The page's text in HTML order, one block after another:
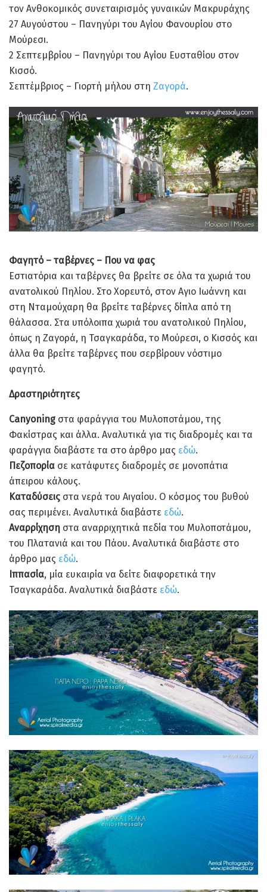
τον Ανθοκομικός συνεταιρισμός γυναικών Μακρυράχης
27 Αυγούστου – Πανηγύρι του Αγίου Φανουρίου στο
Μούρεσι.
2 Σεπτεμβρίου – Πανηγύρι του Αγίου Ευσταθίου στον
Κισσό.
Σεπτέμβριος – Γιορτή μήλου στη Ζαγορά.
Φαγητό – ταβέρνες – Που να φας
Εστιατόρια και ταβέρνες θα βρείτε σε όλα τα χωριά του
ανατολικού Πηλίου. Στο Χορευτό, στον Αγιο Ιωάννη και
στη Νταμούχαρη θα βρείτε ταβέρνες δίπλα από τη
θάλασσα. Στα υπόλοιπα χωριά του ανατολικού Πηλίου,
όπως η Ζαγορά, η Τσαγκαράδα, το Μούρεσι, ο Κισσός και
άλλα θα βρείτε ταβέρνες που σερβίρουν νόστιμο
φαγητό.
Δραστηριότητες
Canyoning στα φαράγγια του Μυλοποτάμου, της
Φακίστρας και άλλα. Αναλυτικά για τις διαδρομές και τα
φαράγγια διαβάστε τα στο άρθρο μας εδώ.
Πεζοπορία σε κατάφυτες διαδρομές σε μονοπάτια
άπειρου κάλους.
Καταδύσεις στα νερά του Αιγαίου. Ο κόσμος τoυ βυθού
σας περιμένει. Αναλυτικά διαβάστε εδώ.
Αναρρίχηση στα αναρριχητικά πεδία του Μυλοποτάμου,
του Πλατανιά και του Πάου. Αναλυτικά διαβάστε στο
άρθρο μας εδώ.
Ιππασία, μία ευκαιρία να δείτε διαφορετικά την
Τσαγκαράδα. Αναλυτικά διαβάστε εδώ.